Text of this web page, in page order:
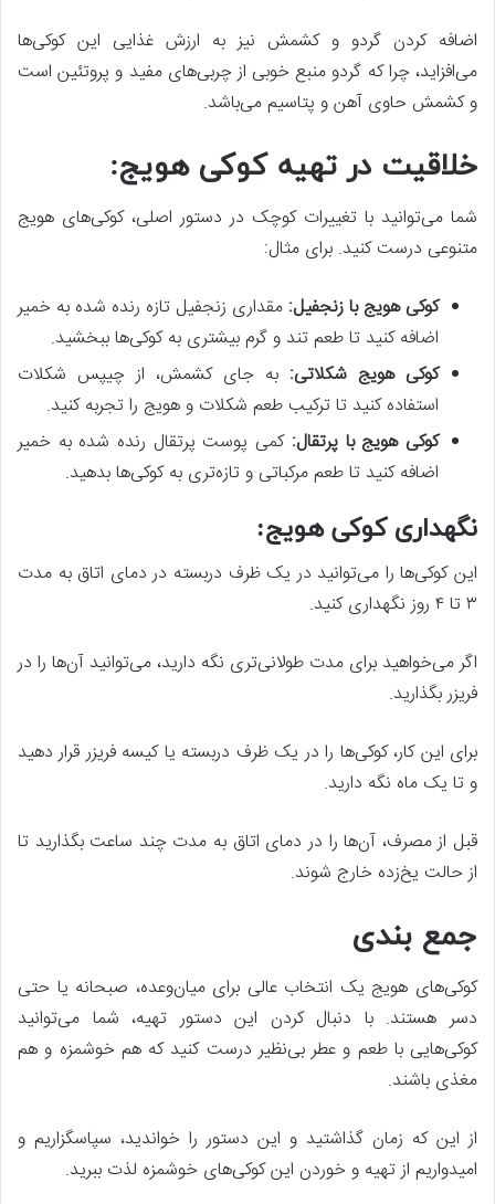
اضافه کردن گردو و کشمش نیز به ارزش غذایی این کوکی‌ها
می‌افزاید، چرا که گردو منبع خوبی از چربی‌های مفید و پروتئین است
و کشمش حاوی آهن و پتاسیم می‌باشد.
خلاقیت در تهیه کوکی هویج:
شما می‌توانید با تغییرات کوچک در دستور اصلی، کوکی‌های هویج
متنوعی درست کنید. برای مثال:
کوکی هویج با زنجفیل: مقداری زنجفیل تازه رنده شده به خمیر
اضافه کنید تا طعم تند و گرم بیشتری به کوکی‌ها ببخشید.
کوکی هویج شکلاتی: به جای کشمش، از چیپس شکلات
استفاده کنید تا ترکیب طعم شکلات و هویج را تجربه کنید.
کوکی هویج با پرتقال: کمی پوست پرتقال رنده شده به خمیر
اضافه کنید تا طعم مرکباتی و تازه‌تری به کوکی‌ها بدهید.
نگهداری کوکی هویج:
این کوکی‌ها را می‌توانید در یک ظرف دربسته در دمای اتاق به مدت
۳ تا ۴ روز نگهداری کنید.
اگر می‌خواهید برای مدت طولانی‌تری نگه دارید، می‌توانید آن‌ها را در
فریزر بگذارید.
برای این کار، کوکی‌ها را در یک ظرف دربسته یا کیسه فریزر قرار دهید
و تا یک ماه نگه دارید.
قبل از مصرف، آن‌ها را در دمای اتاق به مدت چند ساعت بگذارید تا
از حالت یخ‌زده خارج شوند.
جمع بندی
کوکی‌های هویج یک انتخاب عالی برای میان‌وعده، صبحانه یا حتی
دسر هستند. با دنبال کردن این دستور تهیه، شما می‌توانید
کوکی‌هایی با طعم و عطر بی‌نظیر درست کنید که هم خوشمزه و هم
مغذی باشند.
از این که زمان گذاشتید و این دستور را خواندید، سپاسگزاریم و
امیدواریم از تهیه و خوردن این کوکی‌های خوشمزه لذت ببرید.